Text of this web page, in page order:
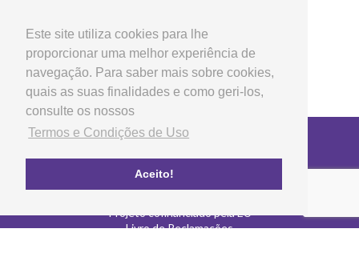
Este site utiliza cookies para lhe
proporcionar uma melhor experiência de
navegação. Para saber mais sobre cookies,
quais as suas finalidades e como geri-los,
consulte os nossos
Termos e Condições de Uso
Aceito!
Copyright © 2026 LG Arts Crafts Todos os direitos
Termos e Condições de Uso
FAQ's
Projeto cofinanciado pela EU
Livro de Reclamações